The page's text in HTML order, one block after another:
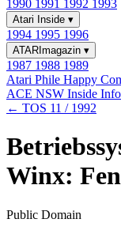
1990 1991 1992 1993
Atari Inside ▾
1994 1995 1996
ATARImagazin ▾
1987 1988 1989
Atari Phile Happy
ACE NSW Inside Info
← TOS 11 / 1992
Winx:
Public Domain